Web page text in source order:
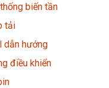
biến tần
tải
dẫn hướng
điều khiển